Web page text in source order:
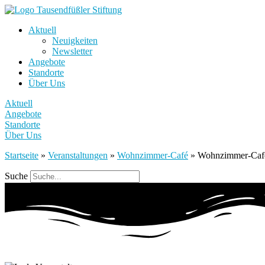
Aktuell
Neuigkeiten
Newsletter
Angebote
Standorte
Über Uns
Aktuell
Angebote
Standorte
Über Uns
Startseite » Veranstaltungen » Wohnzimmer-Café » Wohnzimmer-
Suche